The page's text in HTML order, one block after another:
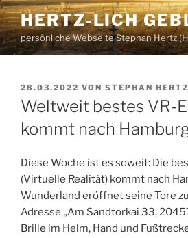
Zum
Inhalt
springen
HERTZ-LICH
persönliche Webseite Stephan Hertz
VERÖFFENTLICHT
AM
28.03.2022 VON STEPHAN HERTZ
Weltweit bestes VR-
kommt nach
Diese Woche ist es soweit: Die
(Virtuelle Realität) kommt nach
Wunderland eröffnet seine Tore
Adresse „Am Sandtorkai 33,
Brille im Helm, Hand und